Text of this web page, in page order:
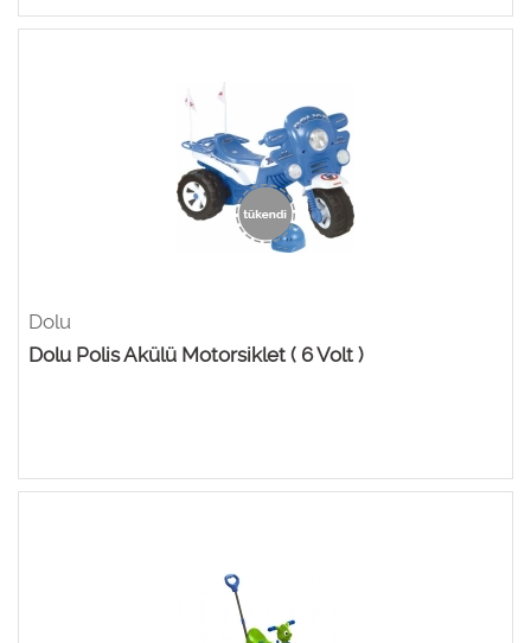
Dolu
Dolu Polis Akülü Motorsiklet ( 6 Volt )